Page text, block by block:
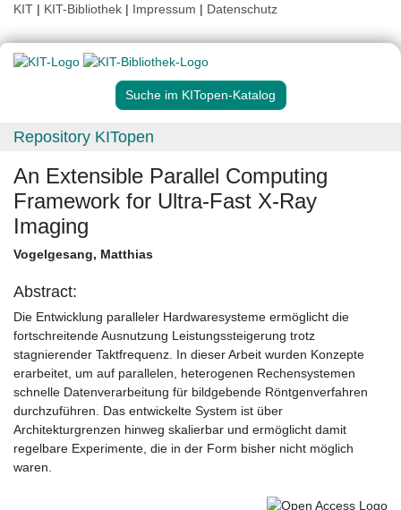
KIT | KIT-Bibliothek | Impressum | Datenschutz
Suche im KITopen-Katalog
Repository KITopen
An Extensible Parallel Computing
Framework for Ultra-Fast X-Ray
Imaging
Vogelgesang, Matthias
Abstract:
Die Entwicklung paralleler Hardwaresysteme ermöglicht die
fortschreitende Ausnutzung Leistungssteigerung trotz
stagnierender Taktfrequenz. In dieser Arbeit wurden Konzepte
erarbeitet, um auf parallelen, heterogenen Rechensystemen
schnelle Datenverarbeitung für bildgebende Röntgenverfahren
durchzuführen. Das entwickelte System ist über
Architekturgrenzen hinweg skalierbar und ermöglicht damit
regelbare Experimente, die in der Form bisher nicht möglich
waren.